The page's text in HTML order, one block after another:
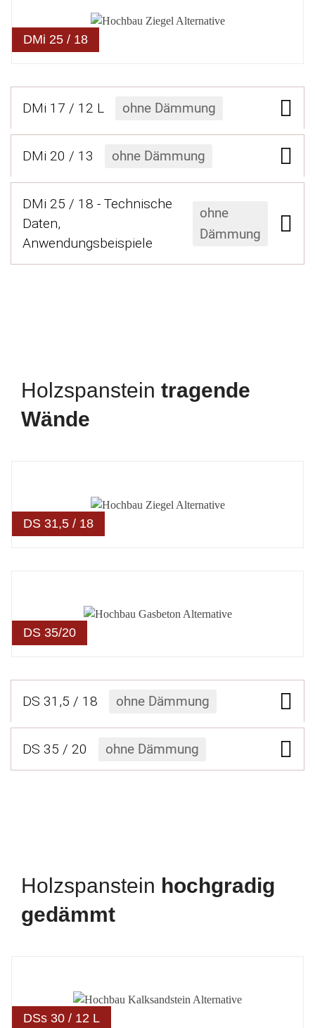
DMi 25 / 18
DMi 17 / 12 L ohne Dämmung
DMi 20 / 13 ohne Dämmung
DMi 25 / 18 - Technische
Daten,
Anwendungsbeispiele
ohne
Dämmung
Holzspanstein tra­gende
Wände
DS 31,5 / 18
DS 35/20
DS 31,5 / 18 ohne Dämmung
DS 35 / 20 ohne Dämmung
Holzspanstein hoch­gradig
gedämmt
DSs 30 / 12 L